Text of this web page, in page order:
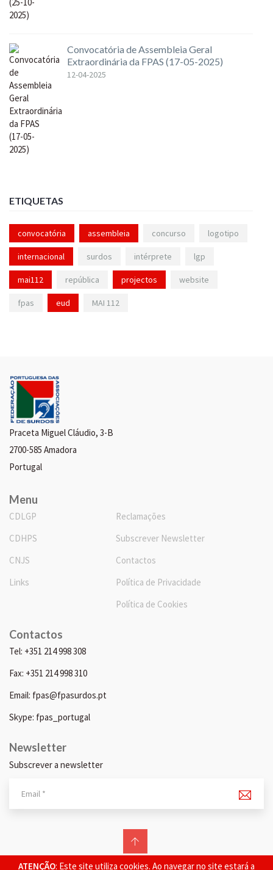
ATENÇÃO: Este site utiliza cookies. Ao navegar no site estará a
Convocatória de Assembleia Geral
Extraordinária da FPAS (17-05-2025)
12-04-2025
ETIQUETAS
convocatória assembleia concurso logotipo
internacional surdos intérprete lgp
mai112 república projectos website
fpas eud MAI 112
Praceta Miguel Cláudio, 3-B
2700-585 Amadora
Portugal
Menu
CDLGP
CDHPS
CNJS
Links
Reclamações
Subscrever Newsletter
Contactos
Política de Privacidade
Política de Cookies
Contactos
Tel: +351 214 998 308
Fax: +351 214 998 310
Email: fpas@fpasurdos.pt
Skype: fpas_portugal
Newsletter
Subscrever a newsletter
© 2026 FPAS. Todos os direitos reservados.